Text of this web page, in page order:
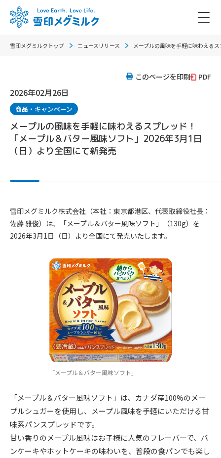
雪印メグミルクトップ ニュースリリース メープルの風味を手軽に味わえる
このページを印刷 PDF
2026年02月26日
商品・キャンペーン
メープルの風味を手軽に味わえるスプレッド！
「メープル＆バター風味ソフト」2026年3月1日
（日）より全国にて新発売
雪印メグミルク株式会社（本社：東京都港区、代表取締役社長：
佐藤 雅俊）は、「メープル＆バター風味ソフト」（130g）を
2026年3月1日（日）より全国にて発売いたします。
「メープル＆バター風味ソフト」
「メープル＆バター風味ソフト」は、カナダ産100%のメー
プルシュガーを使用し、メープル風味を手軽にいただける甘
味系パンスプレッドです。
甘い香りのメープル風味はお子様に人気のフレーバーで、パ
ンケーキやホットケーキの味わいを、普段の食パンでも楽し